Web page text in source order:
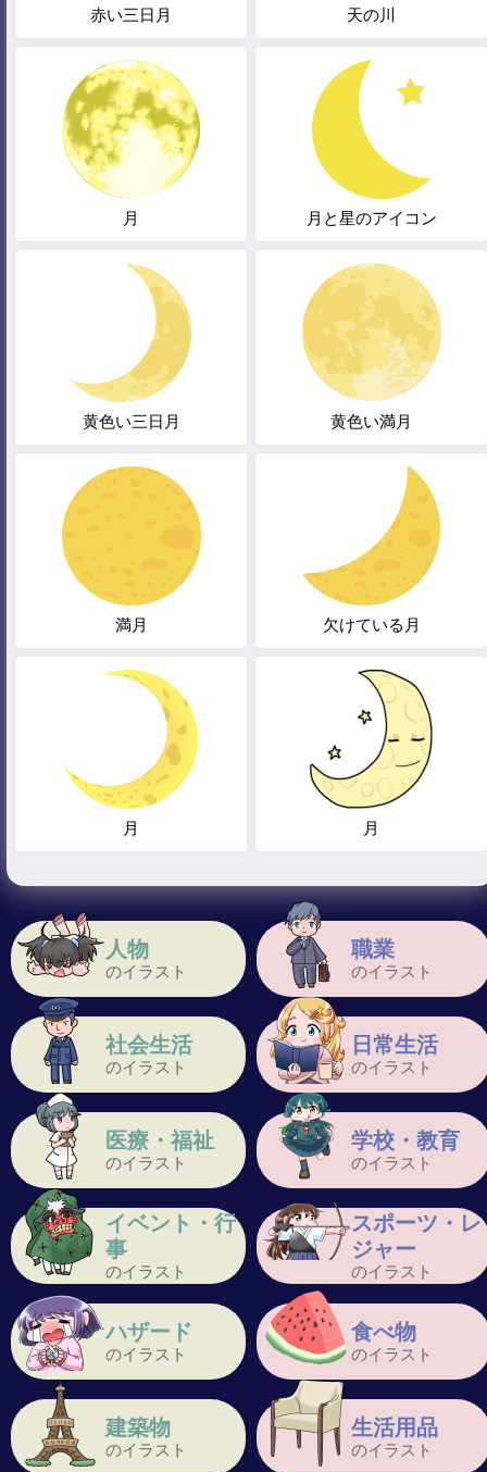
人物
のイラスト
職業
のイラスト
社会生活
のイラスト
日常生活
のイラスト
医療・福祉
のイラスト
学校・教育
のイラスト
イベント・行
事
のイラスト
スポーツ・レ
ジャー
のイラスト
ハザード
のイラスト
食べ物
のイラスト
建築物
のイラスト
生活用品
のイラスト
赤い三日月 天の川
月 月と星のアイコン
黄色い三日月 黄色い満月
満月 欠けている月
月 月